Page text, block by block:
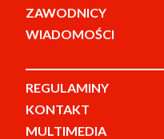
ZAWODNICY
WIADOMOŚCI
REGULAMINY
KONTAKT
MULTIMEDIA